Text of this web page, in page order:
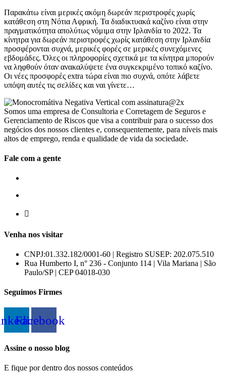
Παρακάτω είναι μερικές ακόμη δωρεάν περιστροφές χωρίς
κατάθεση στη Νότια Αφρική. Τα διαδικτυακά καζίνο είναι στην
πραγματικότητα απολύτως νόμιμα στην Ιρλανδία το 2022. Τα
κίνητρα για δωρεάν περιστροφές χωρίς κατάθεση στην Ιρλανδία
προσφέρονται συχνά, μερικές φορές σε μερικές συνεχόμενες
εβδομάδες. Όλες οι πληροφορίες σχετικά με τα κίνητρα μπορούν
να ληφθούν όταν ανακαλύψετε ένα συγκεκριμένο τοπικό καζίνο.
Οι νέες προσφορές extra τώρα είναι πιο συχνά, οπότε λάβετε
υπόψη αυτές τις σελίδες και ναι γίνετε…
Somos uma empresa de Consultoria e Corretagem de Seguros e
Gerenciamento de Riscos que visa a contribuir para o sucesso dos
negócios dos nossos clientes e, consequentemente, para níveis mais
altos de emprego, renda e qualidade de vida da sociedade.
Fale com a gente
Venha nos visitar
CNPJ:01.332.182/0001-60 | Registro SUSEP: 202.075.510
Rua Humberto I, n° 236 - Conjunto 114 | Vila Mariana | São
Paulo/SP | CEP 04018-030
Seguimos Firmes
Facebook
Assine o nosso blog
E fique por dentro dos nossos conteúdos